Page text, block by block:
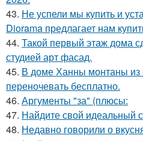
43. Не успели мы купить и
Diorama предлагает нам
44. Такой первый этаж дома
студией арт фасад.
45. В доме Ханны монтаны из
переночевать бесплатно.
46. Аргументы "за" (плюсы:
47. Найдите свой идеальный
48. Недавно говорили о